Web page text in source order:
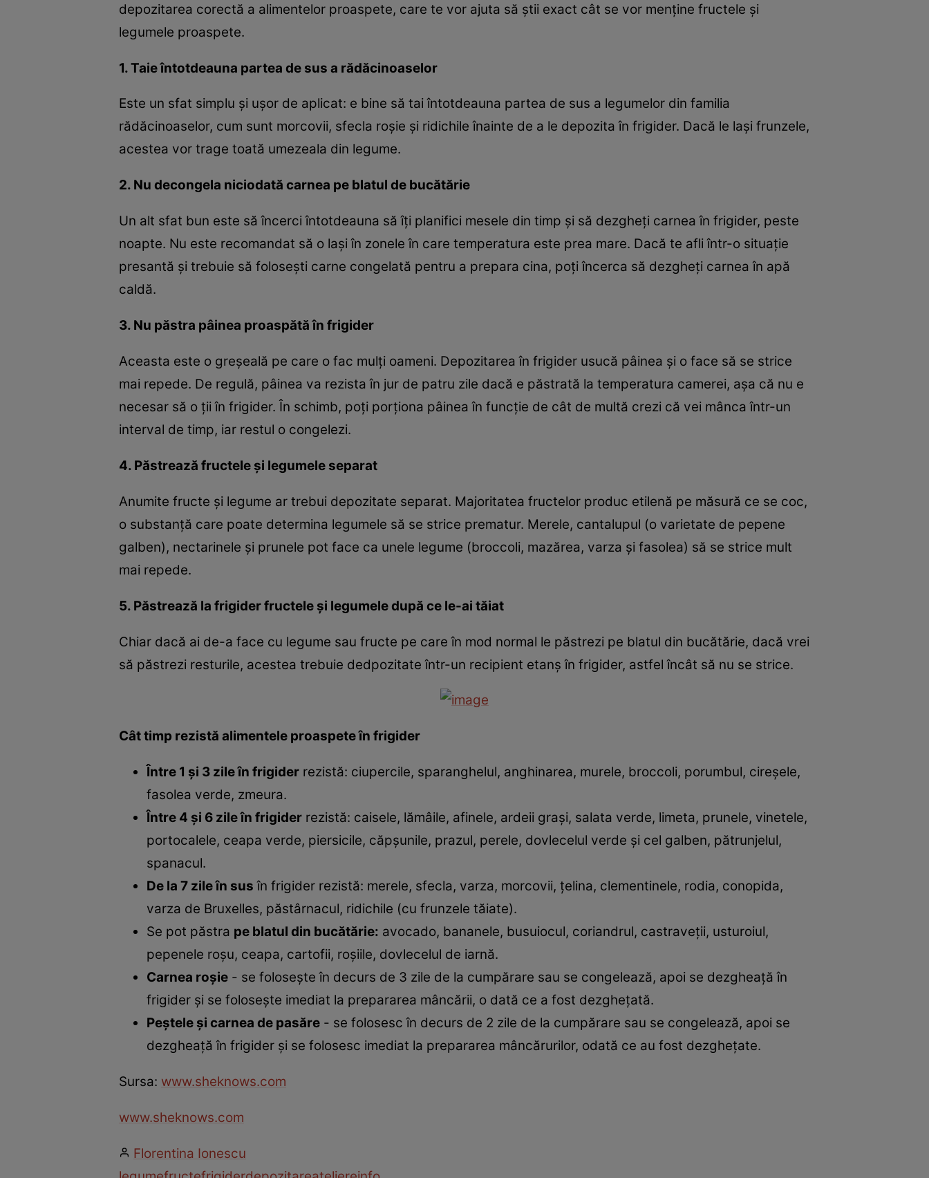
depozitarea corectă a alimentelor proaspete, care te vor ajuta să ştii exact cât se vor menţine fructele şi
legumele proaspete.
1. Taie întotdeauna partea de sus a rădăcinoaselor
Este un sfat simplu şi uşor de aplicat: e bine să tai întotdeauna partea de sus a legumelor din familia
rădăcinoaselor, cum sunt morcovii, sfecla roşie şi ridichile înainte de a le depozita în frigider. Dacă le laşi frunzele,
acestea vor trage toată umezeala din legume.
2. Nu decongela niciodată carnea pe blatul de bucătărie
Un alt sfat bun este să încerci întotdeauna să îţi planifici mesele din timp şi să dezgheţi carnea în frigider, peste
noapte. Nu este recomandat să o laşi în zonele în care temperatura este prea mare. Dacă te afli într-o situaţie
presantă şi trebuie să foloseşti carne congelată pentru a prepara cina, poţi încerca să dezgheţi carnea în apă
caldă.
3. Nu păstra pâinea proaspătă în frigider
Aceasta este o greşeală pe care o fac mulţi oameni. Depozitarea în frigider usucă pâinea şi o face să se strice
mai repede. De regulă, pâinea va rezista în jur de patru zile dacă e păstrată la temperatura camerei, aşa că nu e
necesar să o ţii în frigider. În schimb, poţi porţiona pâinea în funcţie de cât de multă crezi că vei mânca într-un
interval de timp, iar restul o congelezi.
4. Păstrează fructele şi legumele separat
Anumite fructe şi legume ar trebui depozitate separat. Majoritatea fructelor produc etilenă pe măsură ce se coc,
o substanţă care poate determina legumele să se strice prematur. Merele, cantalupul (o varietate de pepene
galben), nectarinele şi prunele pot face ca unele legume (broccoli, mazărea, varza şi fasolea) să se strice mult
mai repede.
5. Păstrează la frigider fructele şi legumele după ce le-ai tăiat
Chiar dacă ai de-a face cu legume sau fructe pe care în mod normal le păstrezi pe blatul din bucătărie, dacă vrei
să păstrezi resturile, acestea trebuie dedpozitate într-un recipient etanş în frigider, astfel încât să nu se strice.
Cât timp rezistă alimentele proaspete în frigider
Între 1 şi 3 zile în frigider rezistă: ciupercile, sparanghelul, anghinarea, murele, broccoli, porumbul, cireşele,
fasolea verde, zmeura.
Între 4 şi 6 zile în frigider rezistă: caisele, lămâile, afinele, ardeii graşi, salata verde, limeta, prunele, vinetele,
portocalele, ceapa verde, piersicile, căpşunile, prazul, perele, dovlecelul verde şi cel galben, pătrunjelul,
spanacul.
De la 7 zile în sus în frigider rezistă: merele, sfecla, varza, morcovii, ţelina, clementinele, rodia, conopida,
varza de Bruxelles, păstârnacul, ridichile (cu frunzele tăiate).
Se pot păstra pe blatul din bucătărie: avocado, bananele, busuiocul, coriandrul, castraveţii, usturoiul,
pepenele roşu, ceapa, cartofii, roşiile, dovlecelul de iarnă.
Carnea roşie - se foloseşte în decurs de 3 zile de la cumpărare sau se congelează, apoi se dezgheaţă în
frigider şi se foloseşte imediat la prepararea mâncării, o dată ce a fost dezgheţată.
Peştele şi carnea de pasăre - se folosesc în decurs de 2 zile de la cumpărare sau se congelează, apoi se
dezgheaţă în frigider şi se folosesc imediat la prepararea mâncărurilor, odată ce au fost dezgheţate.
Sursa: www.sheknows.com
www.sheknows.com
Florentina Ionescu